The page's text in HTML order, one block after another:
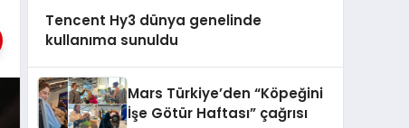
Tencent Hy3 dünya genelinde
kullanıma sunuldu
Mars Türkiye’den “Köpeğini
İşe Götür Haftası” çağrısı